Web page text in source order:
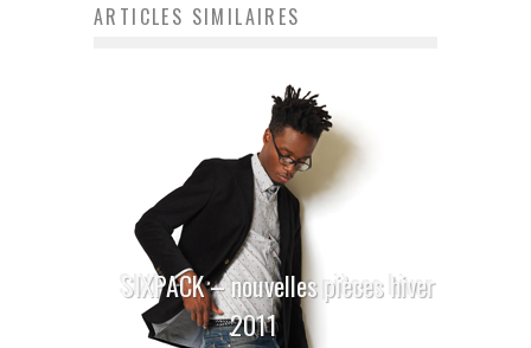
ARTICLES SIMILAIRES
SIXPACK – nouvelles pièces hiver
2011